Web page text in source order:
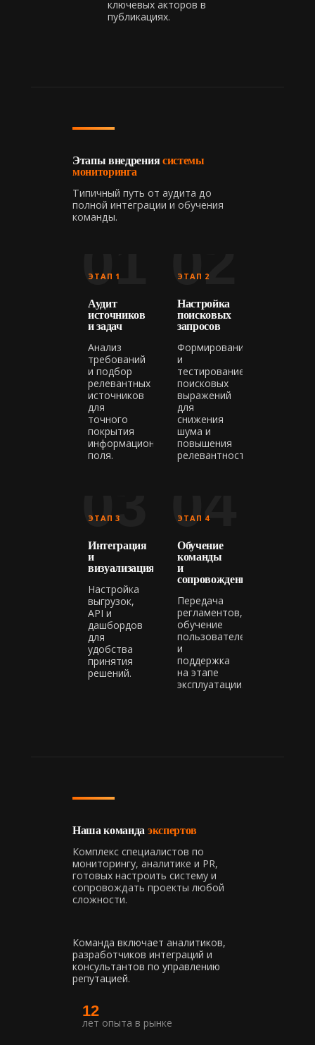
ключевых акторов в
публикациях.
Этапы внедрениясистемы
мониторинга
Типичный путь от аудита до
полной интеграции и обучения
команды.
01
ЭТАП 1
Аудит
источников
и задач
Анализ
требований
и подбор
релевантных
источников
для
точного
покрытия
информационного
поля.
02
ЭТАП 2
Настройка
поисковых
запросов
Формирование
и
тестирование
поисковых
выражений
для
снижения
шума и
повышения
релевантности.
03
ЭТАП 3
Интеграция
и
визуализация
Настройка
выгрузок,
API и
дашбордов
для
удобства
принятия
решений.
04
ЭТАП 4
Обучение
команды
и
сопровождение
Передача
регламентов,
обучение
пользователей
и
поддержка
на этапе
эксплуатации.
Наша команда экспертов
Комплекс специалистов по
мониторингу, аналитике и PR,
готовых настроить систему и
сопровождать проекты любой
сложности.
Команда включает аналитиков,
разработчиков интеграций и
консультантов по управлению
репутацией.
12
лет опыта в рынке